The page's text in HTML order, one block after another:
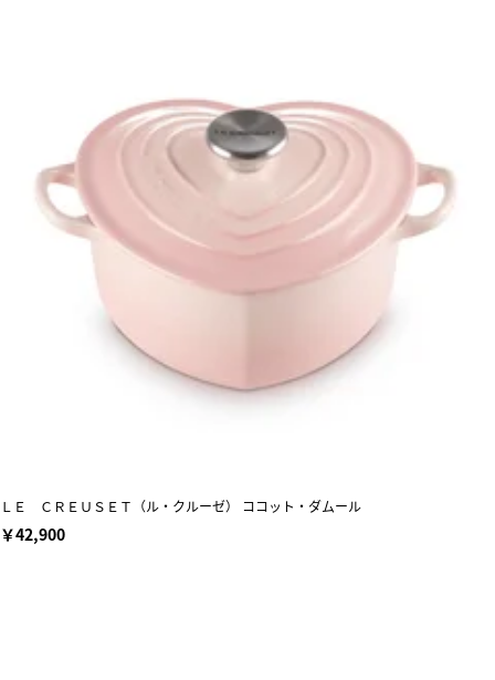
ＬＥ ＣＲＥＵＳＥＴ（ル・クルーゼ） ココット・ダムール
￥42,900